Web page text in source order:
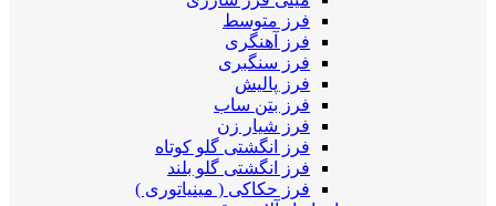
فرز متوسط
فرز آهنگری
فرز سنگبری
فرز پالیش
فرز بتن ساب
فرز شیار زن
فرز انگشتی گلو کوتاه
فرز انگشتی گلو بلند
فرز حکاکی ( مینیاتوری )